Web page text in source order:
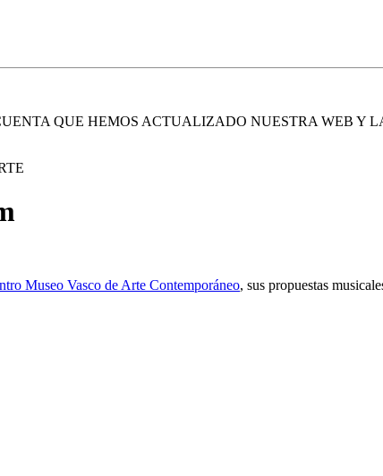
QUE HEMOS ACTUALIZADO NUESTRA WEB Y
Museo Vasco de Arte Contemporáneo, sus propuestas